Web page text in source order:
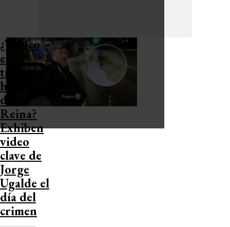
¿Vuelco
en el
triple
homicidio
de La
Reina?
Exhiben
video
clave de
Jorge
Ugalde el
día del
crimen